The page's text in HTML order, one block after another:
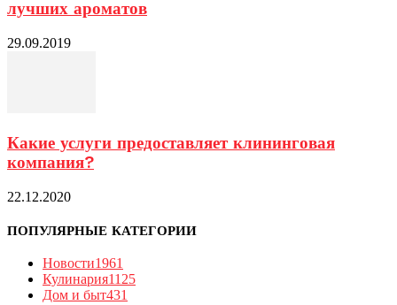
лучших ароматов
29.09.2019
Какие услуги предоставляет клининговая
компания?
22.12.2020
ПОПУЛЯРНЫЕ КАТЕГОРИИ
Новости1961
Кулинария1125
Дом и быт431